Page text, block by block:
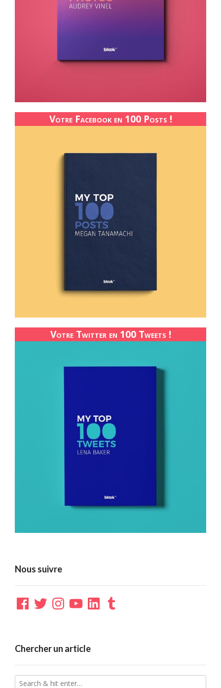
Votre Facebook en 100 Posts !
Votre Twitter en 100 Tweets !
Nous suivre
Facebook
TwitterInstagramYouTubeLinkedInTumblr
Chercher un article